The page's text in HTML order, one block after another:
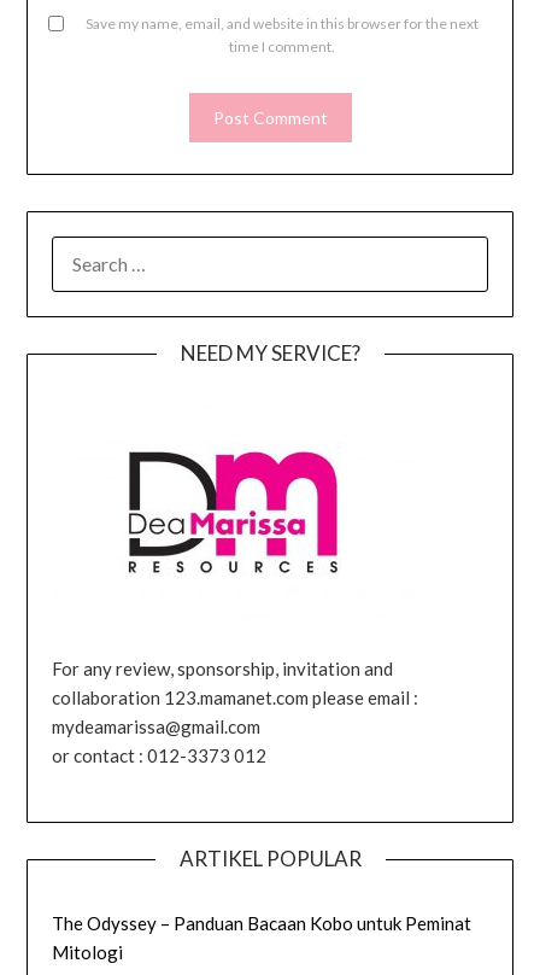
Save my name, email, and website in this browser for the next
time I comment.
FOR:
NEED MY SERVICE?
For any review, sponsorship, invitation and
collaboration 123.mamanet.com please email :
mydeamarissa@gmail.com
or contact : 012-3373 012
ARTIKEL POPULAR
The Odyssey – Panduan Bacaan Kobo untuk Peminat
Mitologi